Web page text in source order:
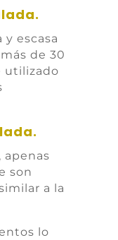
escasa
de 30
utilizado
apenas
son
a la
lo